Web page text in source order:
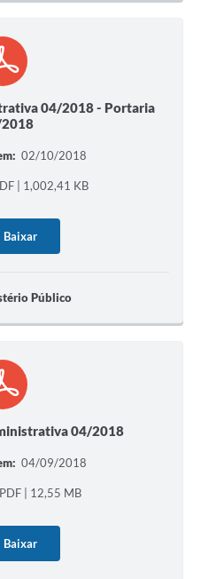
04/2018 - Portaria
02/10/2018
| 1,002,41 KB
Baixar
Público
04/2018
04/09/2018
PDF | 12,55 MB
Baixar